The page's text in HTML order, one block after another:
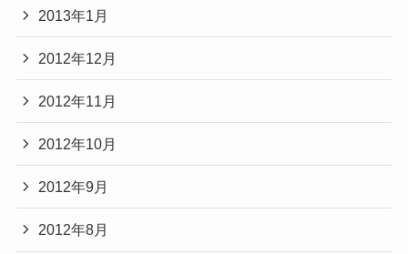
2013年1月
2012年12月
2012年11月
2012年10月
2012年9月
2012年8月